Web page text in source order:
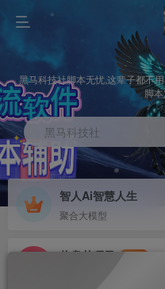
黑马科技社脚本无忧,这辈子都不
脚
黑马科技社
智人Ai智慧人生
聚合大模型
信息差项目
NEW